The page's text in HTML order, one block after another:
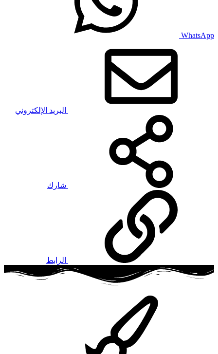
WhatsApp
البريد الإلكتروني
شارك
الرابط